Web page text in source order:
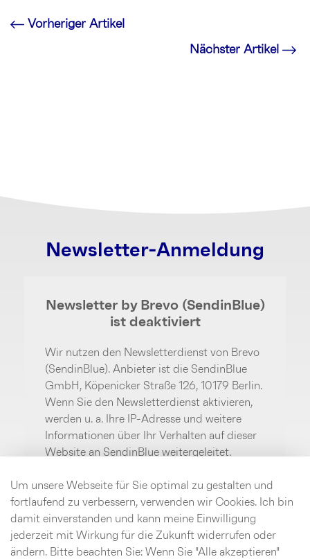
Vorheriger Artikel
Nächster Artikel
Newsletter-Anmeldung
Newsletter by Brevo (SendinBlue)
ist deaktiviert
Wir nutzen den Newsletterdienst von Brevo
(SendinBlue). Anbieter ist die SendinBlue
GmbH, Köpenicker Straße 126, 10179 Berlin.
Wenn Sie den Newsletterdienst aktivieren,
werden u. a. Ihre IP-Adresse und weitere
Informationen über Ihr Verhalten auf dieser
Website an SendinBlue weitergeleitet.
Umständen Cookies in Ihrem Browser oder
setzt vergleichbare
Wiedererkennungstechnologien ein. Weitere
Informationen finden Sie im Bereich
Datenschutz.
Um unsere Webseite für Sie optimal zu gestalten und
fortlaufend zu verbessern, verwenden wir Cookies. Ich bin
damit einverstanden und kann meine Einwilligung
jederzeit mit Wirkung für die Zukunft widerrufen oder
ändern. Bitte beachten Sie: Wenn Sie "Alle akzeptieren"